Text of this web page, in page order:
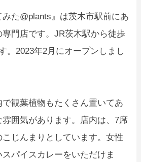
みた@plants』は茨木市駅前にあ
門店です。JR茨木駅から徒歩
。2023年2月にオープンしまし
観葉植物もたくさん置いてあ
雰囲気があります。店内は、7席
じんまりとしています。女性
パイスカレーをいただけま